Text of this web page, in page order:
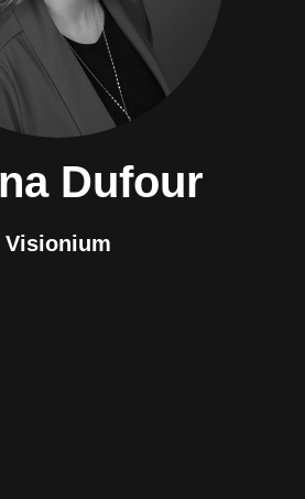
Dufour
Visionium